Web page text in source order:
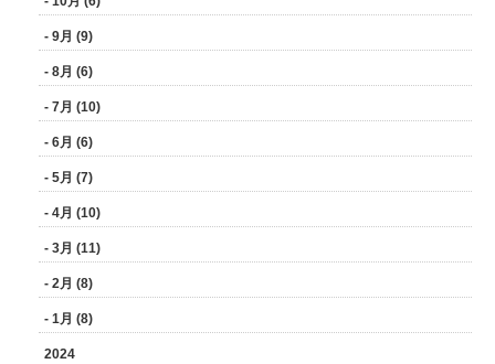
- 9月 (9)
- 8月 (6)
- 7月 (10)
- 6月 (6)
- 5月 (7)
- 4月 (10)
- 3月 (11)
- 2月 (8)
- 1月 (8)
2024